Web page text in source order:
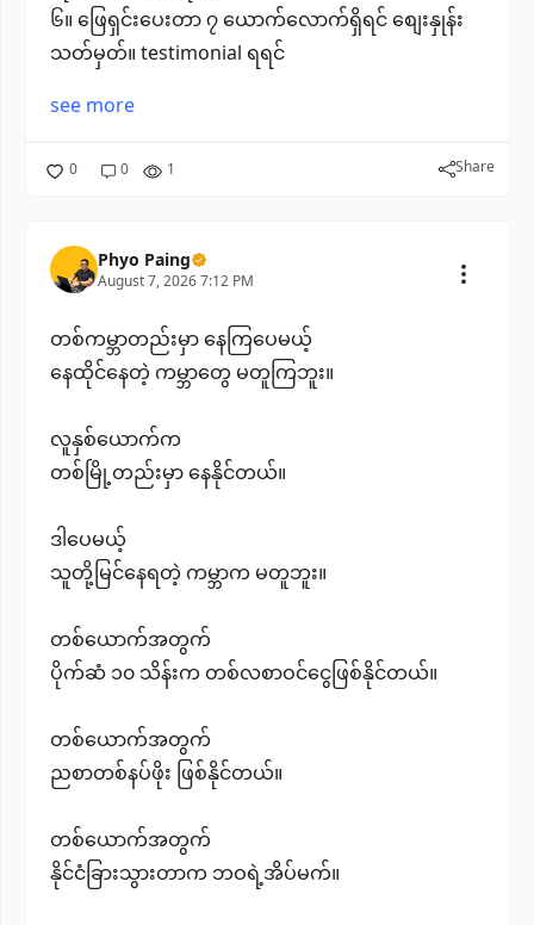
၆။ ဖြေရှင်းပေးတာ ၇ ယောက်လောက်ရှိရင် စျေးနှုန်း
သတ်မှတ်။ testimonial ရရင်
see more
0 0 1 Share
Phyo Paing
August 7, 2026 7:12 PM
တစ်ကမ္ဘာတည်းမှာ နေကြပေမယ့်
နေထိုင်နေတဲ့ ကမ္ဘာတွေ မတူကြဘူး။
လူနှစ်ယောက်က
တစ်မြို့တည်းမှာ နေနိုင်တယ်။
ဒါပေမယ့်
သူတို့မြင်နေရတဲ့ ကမ္ဘာက မတူဘူး။
တစ်ယောက်အတွက်
ပိုက်ဆံ ၁၀ သိန်းက တစ်လစာဝင်ငွေဖြစ်နိုင်တယ်။
တစ်ယောက်အတွက်
ညစာတစ်နပ်ဖိုး ဖြစ်နိုင်တယ်။
တစ်ယောက်အတွက်
နိုင်ငံခြားသွားတာက ဘဝရဲ့အိပ်မက်။